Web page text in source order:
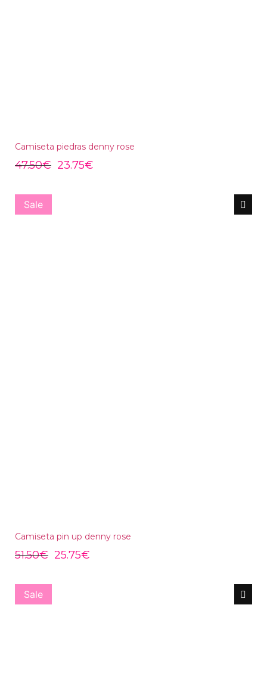
Camiseta piedras denny rose
47.50€ 23.75€
Sale
Camiseta pin up denny rose
51.50€ 25.75€
Sale